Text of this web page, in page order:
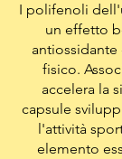
I polifenoli
un effetto
antiossidante
fisico.
accelera la
capsule
l'attività
elemento